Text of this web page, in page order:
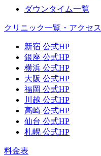
ダウンタイム一覧
クリニック一覧・アクセス
新宿 公式HP
銀座 公式HP
横浜 公式HP
大阪 公式HP
福岡 公式HP
川越 公式HP
高崎 公式HP
仙台 公式HP
札幌 公式HP
料金表